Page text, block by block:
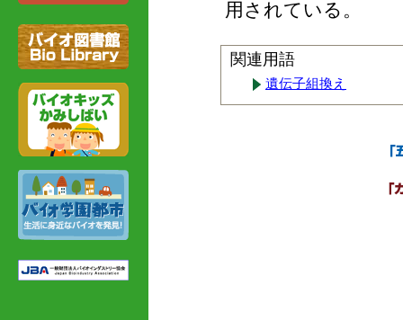
用されている。
関連用語
遺伝子組換え